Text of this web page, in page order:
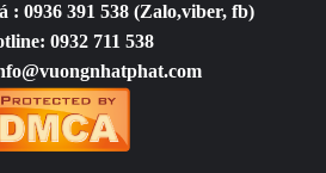
: 0936 391 538 (Zalo,viber, fb)
0932 711 538